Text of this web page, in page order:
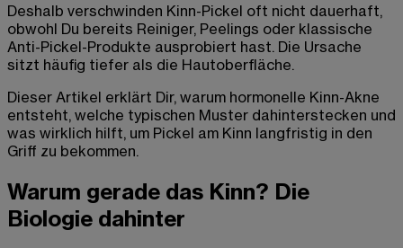
Deshalb verschwinden Kinn-Pickel oft nicht dauerhaft,
obwohl Du bereits Reiniger, Peelings oder klassische
Anti-Pickel-Produkte ausprobiert hast. Die Ursache
sitzt häufig tiefer als die Hautoberfläche.
Dieser Artikel erklärt Dir, warum hormonelle Kinn-Akne
entsteht, welche typischen Muster dahinterstecken und
was wirklich hilft, um Pickel am Kinn langfristig in den
Griff zu bekommen.
Warum gerade das Kinn? Die
Biologie dahinter